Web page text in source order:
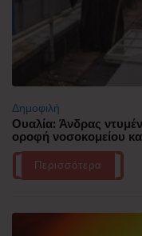
Δημοφιλή
Ουαλία: Άνδρας
οροφή νοσοκομείου
Περισσότερα